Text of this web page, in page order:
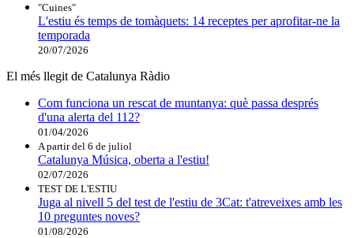
"Cuines"
L'estiu és temps de tomàquets: 14 receptes per aprofitar-ne la
temporada
20/07/2026
El més llegit de Catalunya Ràdio
Com funciona un rescat de muntanya: què passa després
d'una alerta del 112?
01/04/2026
A partir del 6 de juliol
Catalunya Música, oberta a l'estiu!
02/07/2026
TEST DE L'ESTIU
Juga al nivell 5 del test de l'estiu de 3Cat: t'atreveixes amb les
10 preguntes noves?
01/08/2026